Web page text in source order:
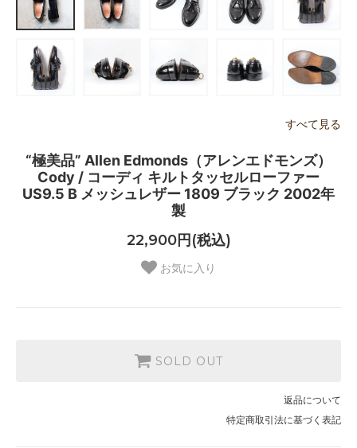
すべて見る
“極美品” Allen Edmonds（アレンエドモンズ）
Cody / コーディ キルトタッセルローファー
US9.5 B メッシュレザー 1809 ブラック 2002年
製
22,900円(税込)
お気に入り
SOLD OUT
返品について
特定商取引法に基づく表記